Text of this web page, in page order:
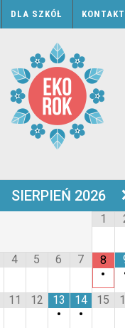
DLA SZKÓŁ KONTAKT
SIERPIEŃ 2026
1
4 5 6 7
8
•
11 12
13
•
14
•
15